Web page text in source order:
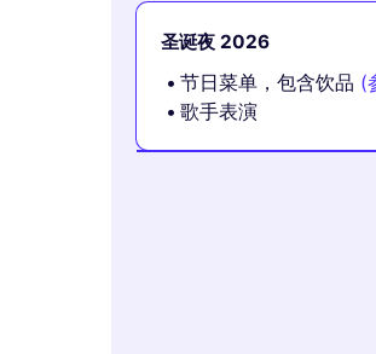
圣诞夜 2026
节日菜单，包含饮品 (
歌手表演